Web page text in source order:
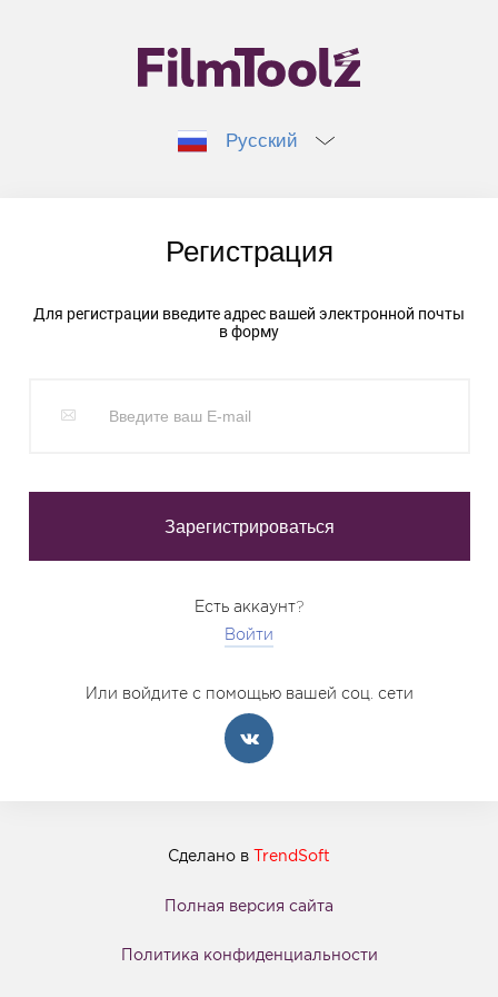
Русский
Регистрация
Для регистрации введите адрес вашей электронной почты
в форму
Есть аккаунт?
Войти
Или войдите с помощью вашей соц. сети
Сделано в TrendSoft
Полная версия сайта
Политика конфиденциальности